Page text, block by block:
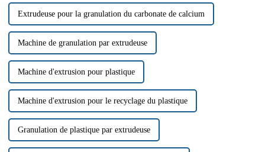
Extrudeuse pour la granulation du carbonate de calcium
Machine de granulation par extrudeuse
Machine d'extrusion pour plastique
Machine d'extrusion pour le recyclage du plastique
Granulation de plastique par extrudeuse